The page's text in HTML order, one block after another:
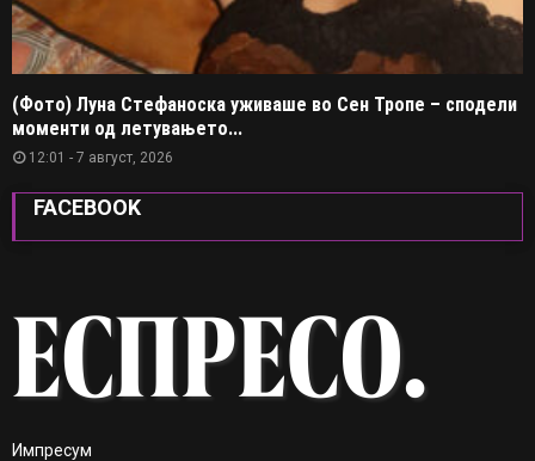
(Фото) Луна Стефаноска уживаше во Сен Тропе – сподели
моменти од летувањето...
12:01 - 7 август, 2026
FACEBOOK
Импресум